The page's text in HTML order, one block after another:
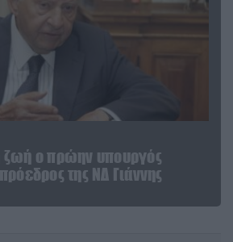
ζωή ο πρώην υπουργός
της ΝΔ Γιάννης